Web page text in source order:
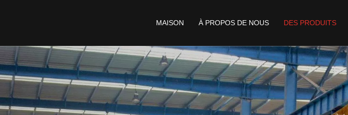
MAISON À PROPOS DE NOUS DES PRODUITS